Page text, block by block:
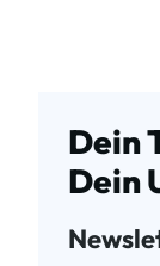
Dein
Dein